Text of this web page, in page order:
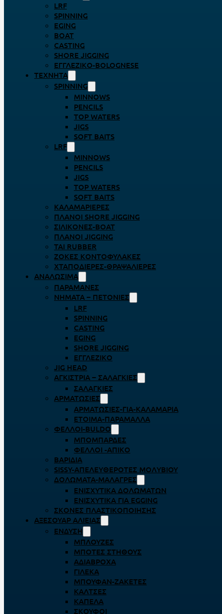
LRF
SPINNING
EGING
BOAT
CASTING
SHORE JIGGING
ΕΓΓΛΈΖΙΚΟ-BOLOGNESE
ΤΕΧΝΗΤΆ
SPINNING
MINNOWS
PENCILS
TOP WATERS
JIGS
SOFT BAITS
LRF
MINNOWS
PENCILS
JIGS
TOP WATERS
SOFT BAITS
ΚΑΛΑΜΑΡΙΈΡΕΣ
ΠΛΆΝΟΙ SHORE JIGGING
ΣΙΛΙΚΌΝΕΣ-BOAT
ΠΛΆΝΟΙ JIGGING
TAI RUBBER
ΖΌΚΕΣ ΚΟΝΤΟΦΎΛΑΚΕΣ
ΧΤΑΠΟΔΙΈΡΕΣ-ΘΡΑΨΑΛΙΈΡΕΣ
ΑΝΑΛΏΣΙΜΑ
ΠΑΡΑΜΆΝΕΣ
ΝΉΜΑΤΑ – ΠΕΤΟΝΙΈΣ
LRF
SPINNING
CASTING
EGING
SHORE JIGGING
ΕΓΓΛΈΖΙΚΟ
JIG HEAD
ΑΓΚΊΣΤΡΙΑ – ΣΑΛΑΓΚΙΈΣ
ΣΑΛΑΓΚΙΈΣ
ΑΡΜΑΤΩΣΙΈΣ
ΑΡΜΑΤΩΣΙΈΣ-ΓΙΑ-ΚΑΛΑΜΆΡΙΑ
ΈΤΟΙΜΑ-ΠΑΡΆΜΑΛΛΑ
ΦΕΛΛΟΊ-BULDO
ΜΠΟΜΠΆΡΔΕΣ
ΦΕΛΛΟΊ -ΑΠΊΚΟ
ΒΑΡΊΔΙΑ
SISSY-ΑΠΕΛΕΥΘΕΡΟΤΈΣ ΜΟΛΥΒΙΟΎ
ΔΟΛΏΜΑΤΑ-ΜΑΛΆΓΡΕΣ
ΕΝΙΣΧΥΤΙΚΆ ΔΟΛΩΜΆΤΩΝ
ΕΝΙΣΧΥΤΙΚΆ ΓΙΑ EGGING
ΣΚΌΝΕΣ ΠΛΑΣΤΙΚΟΠΟΊΗΣΗΣ
ΑΞΕΣΟΥΆΡ ΑΛΙΕΊΑΣ
ΈΝΔΥΣΗ
ΜΠΛΟΎΖΕΣ
ΜΠΌΤΕΣ ΣΤΉΘΟΥΣ
ΑΔΙΆΒΡΟΧΑ
ΓΙΛΈΚΑ
ΜΠΟΥΦΆΝ-ΖΑΚΈΤΕΣ
ΚΆΛΤΣΕΣ
ΚΑΠΈΛΑ
ΣΚΟΎΦΟΙ